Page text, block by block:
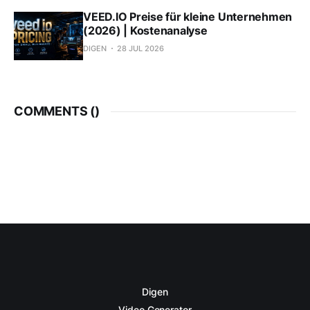
VEED.IO Preise für kleine Unternehmen
(2026) | Kostenanalyse
DIGEN 28 JUL 2026
COMMENTS ()
Digen